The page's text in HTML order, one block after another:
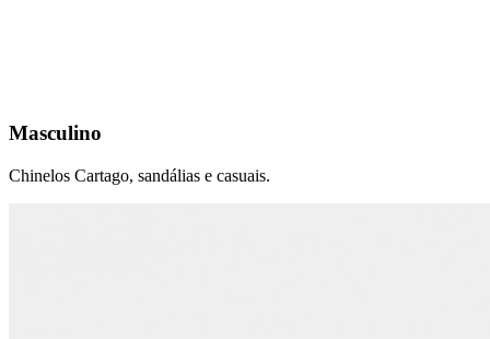
Masculino
Chinelos Cartago, sandálias e casuais.